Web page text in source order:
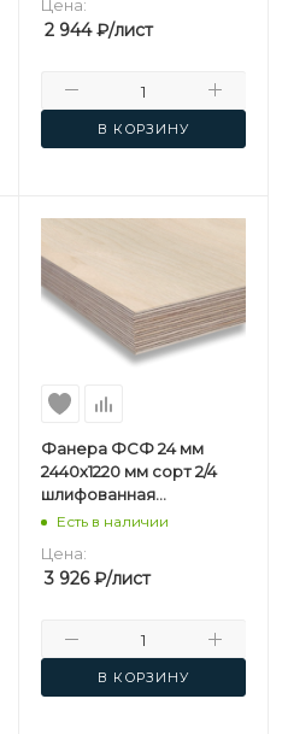
Цена:
2 944₽/лист
В КОРЗИНУ
Фанера ФСФ 24 мм
2440х1220 мм сорт 2/4
шлифованная
березовая
Есть в наличии
Цена:
3 926₽/лист
В КОРЗИНУ